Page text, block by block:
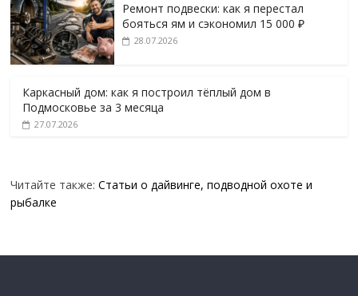
Ремонт подвески: как я перестал
бояться ям и сэкономил 15 000 ₽
28.07.2026
Каркасный дом: как я построил тёплый дом в
Подмосковье за 3 месяца
27.07.2026
Читайте также:Статьи о дайвинге, подводной охоте и
рыбалке